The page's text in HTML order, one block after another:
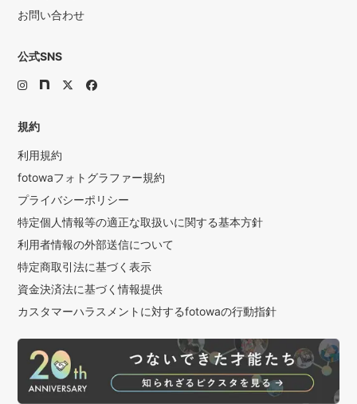
お問い合わせ
公式SNS
規約
利用規約
fotowaフォトグラファー規約
プライバシーポリシー
特定個人情報等の適正な取扱いに関する基本方針
利用者情報の外部送信について
特定商取引法に基づく表示
資金決済法に基づく情報提供
カスタマーハラスメントに対するfotowaの行動指針